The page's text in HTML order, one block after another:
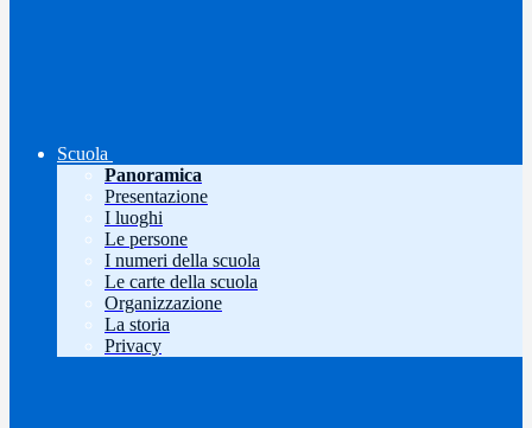
Scuola
Panoramica
Presentazione
I luoghi
Le persone
I numeri della scuola
Le carte della scuola
Organizzazione
La storia
Privacy